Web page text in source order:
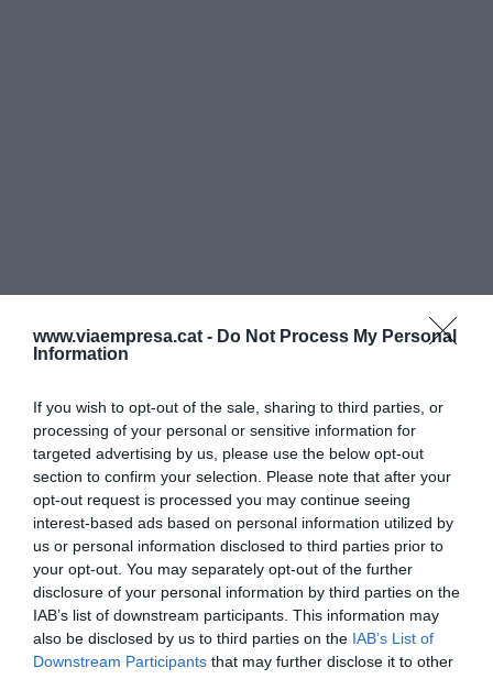
www.viaempresa.cat - Do Not Process My Personal
Information
If you wish to opt-out of the sale, sharing to third parties, or
processing of your personal or sensitive information for
targeted advertising by us, please use the below opt-out
section to confirm your selection. Please note that after your
opt-out request is processed you may continue seeing
interest-based ads based on personal information utilized by
us or personal information disclosed to third parties prior to
your opt-out. You may separately opt-out of the further
disclosure of your personal information by third parties on the
IAB’s list of downstream participants. This information may
also be disclosed by us to third parties on the IAB’s List of
Downstream Participants that may further disclose it to other